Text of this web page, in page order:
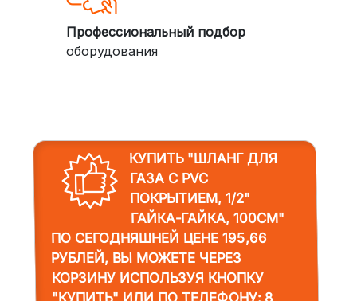
Профессиональный подбор
оборудования
КУПИТЬ "ШЛАНГ ДЛЯ
ГАЗА С PVC
ПОКРЫТИЕМ, 1/2"
ГАЙКА-ГАЙКА, 100СМ"
ПО СЕГОДНЯШНЕЙ ЦЕНЕ 195,66
РУБЛЕЙ, ВЫ МОЖЕТЕ ЧЕРЕЗ
КОРЗИНУ ИСПОЛЬЗУЯ КНОПКУ